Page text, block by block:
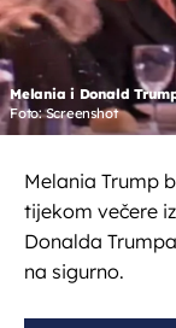
Melania i Donald
Foto: Screenshot
Melania Trump
tijekom večere
Donalda
na sigurno.